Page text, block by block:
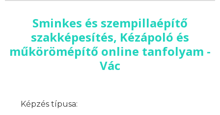
Sminkes és szempillaépítő
szakképesítés, Kézápoló és
műkörömépítő online tanfolyam -
Vác
Képzés típusa: